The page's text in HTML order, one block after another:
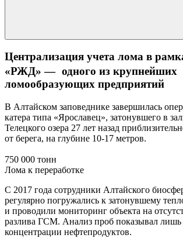
Централизация учета лома в
«РЖД» — одного из крупнейших
ломообразующих предприятий
В Алтайском заповеднике завершилась
катера типа «Ярославец», затонувшего в
Телецкого озера 27 лет назад
от берега, на глубине 10-17 метров.
750 000 тонн
Лома к переработке
С 2017 года сотрудники Алтайского
регулярно погружались к затонувшему
и проводили мониторинг объекта на
разлива ГСМ. Анализ проб показывал лишь
концентрации нефтепродуктов.